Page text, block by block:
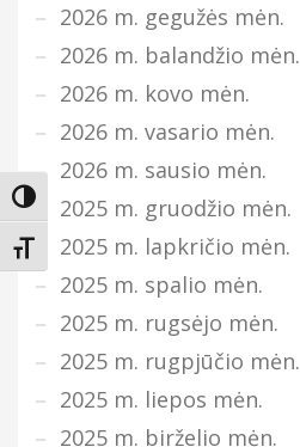
Įjungti didesnį kontrastą
Keisti teksto dydį
2026 m. gegužės mėn.
2026 m. balandžio mėn.
2026 m. kovo mėn.
2026 m. vasario mėn.
2026 m. sausio mėn.
2025 m. gruodžio mėn.
2025 m. lapkričio mėn.
2025 m. spalio mėn.
2025 m. rugsėjo mėn.
2025 m. rugpjūčio mėn.
2025 m. liepos mėn.
2025 m. birželio mėn.